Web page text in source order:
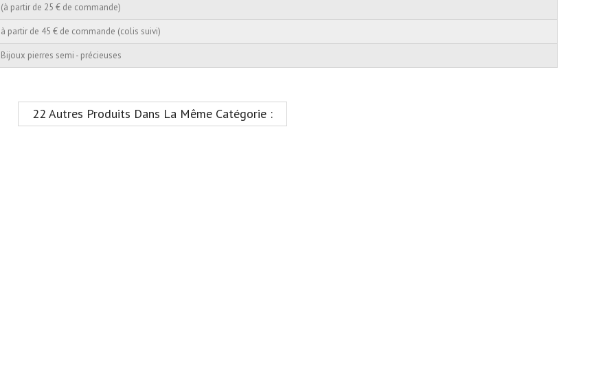
(à partir de 25 € de commande)
à partir de 45 € de commande (colis suivi)
Bijoux pierres semi - précieuses
22 Autres Produits Dans La Même Catégorie :